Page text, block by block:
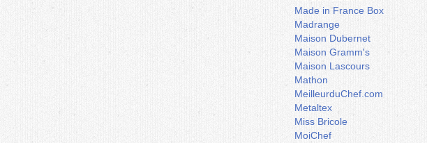
Made in France Box
Madrange
Maison Dubernet
Maison Gramm's
Maison Lascours
Mathon
MeilleurduChef.com
Metaltex
Miss Bricole
MoiChef